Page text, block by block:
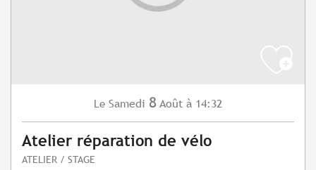
Le Samedi 8 Août à 14:32
Atelier réparation de vélo
ATELIER / STAGE